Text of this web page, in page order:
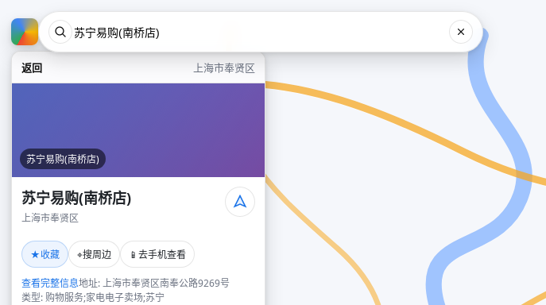
返回 上海市奉贤区
苏宁易购(南桥店)
苏宁易购(南桥店)
上海市奉贤区
★收藏 ⌖搜周边 📱 去手机查看
查看完整信息地址: 上海市奉贤区南奉公路9269号
类型: 购物服务;家电电子卖场;苏宁